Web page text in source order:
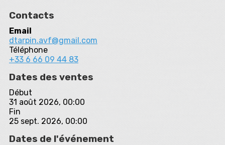
Contacts
Email
dtarpin.avf@gmail.com
Téléphone
+33 6 66 09 44 83
Dates des ventes
Début
31 août 2026, 00:00
Fin
25 sept. 2026, 00:00
Dates de l'événement